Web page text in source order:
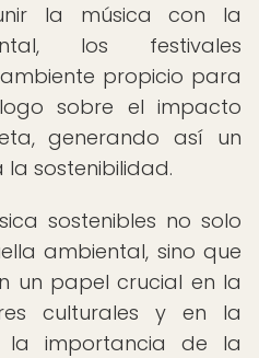
la música con la
los festivales
propicio para
sobre el impacto
generando así un
sostenibilidad.
sostenibles no solo
ambiental, sino que
un papel crucial en la
culturales y en la
la importancia de la